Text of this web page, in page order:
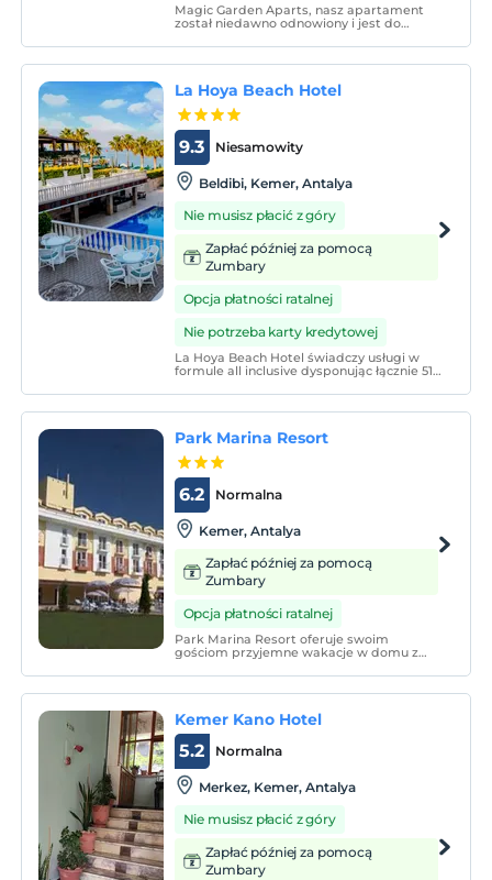
Magic Garden Aparts, nasz apartament
został niedawno odnowiony i jest do
odnowionymi apartamentami.
Zamieszkasz w obiekcie, w którym panuje
atmosfera i poczujesz się jak w domu.
La Hoya Beach Hotel
Niesamowity
9.3
Beldibi, Kemer, Antalya
Nie musisz płacić z góry
Zapłać później za pomocą
Zumbary
Opcja płatności ratalnej
Nie potrzeba karty kredytowej
La Hoya Beach Hotel świadczy usługi w
formule all inclusive dysponując łącznie 51
Park Marina Resort
Normalna
6.2
Kemer, Antalya
Zapłać później za pomocą
Zumbary
Opcja płatności ratalnej
Park Marina Resort oferuje swoim
gościom przyjemne wakacje w domu z
Kemer. Obiekt posiada odkryty basen,
restaurację i całodobową recepcję.
Kemer Kano Hotel
Normalna
5.2
Merkez, Kemer, Antalya
Nie musisz płacić z góry
Zapłać później za pomocą
Zumbary